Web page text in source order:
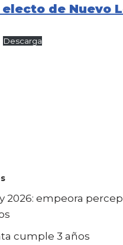
de Nuevo
Descarga
2026: empeora
cumple 3 años